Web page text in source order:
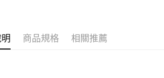
商品規格 相關推薦